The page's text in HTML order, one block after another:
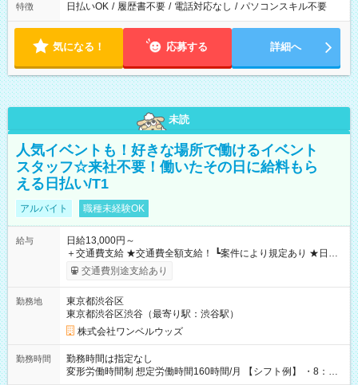
特徴 日払いOK / 履歴書不要 / 電話対応なし / パソコンスキル不要
気になる！ 応募する 詳細へ
未読
人気イベントも！好きな場所で働けるイベント
スタッフ☆来社不要！働いたその日に給料もら
える日払い/T1
アルバイト 職種未経験OK
給与
日給13,000円～
＋交通費支給 ★交通費全額支給！ ┗案件により規定あり ★日払
いOK！（規定あり） ┗働いたその日に現金GET♪ お仕事後はコ
ンビニATMから 日払い分を引き落とせます！ 【試用期間】試
交通費別途支給あり
勤務地
東京都渋谷区
東京都渋谷区渋谷（最寄り駅：渋谷駅）
株式会社ワンベルウッズ
勤務時間
勤務時間は指定なし
変形労働時間制 想定労働時間160時間/月 【シフト例】 ・8：00